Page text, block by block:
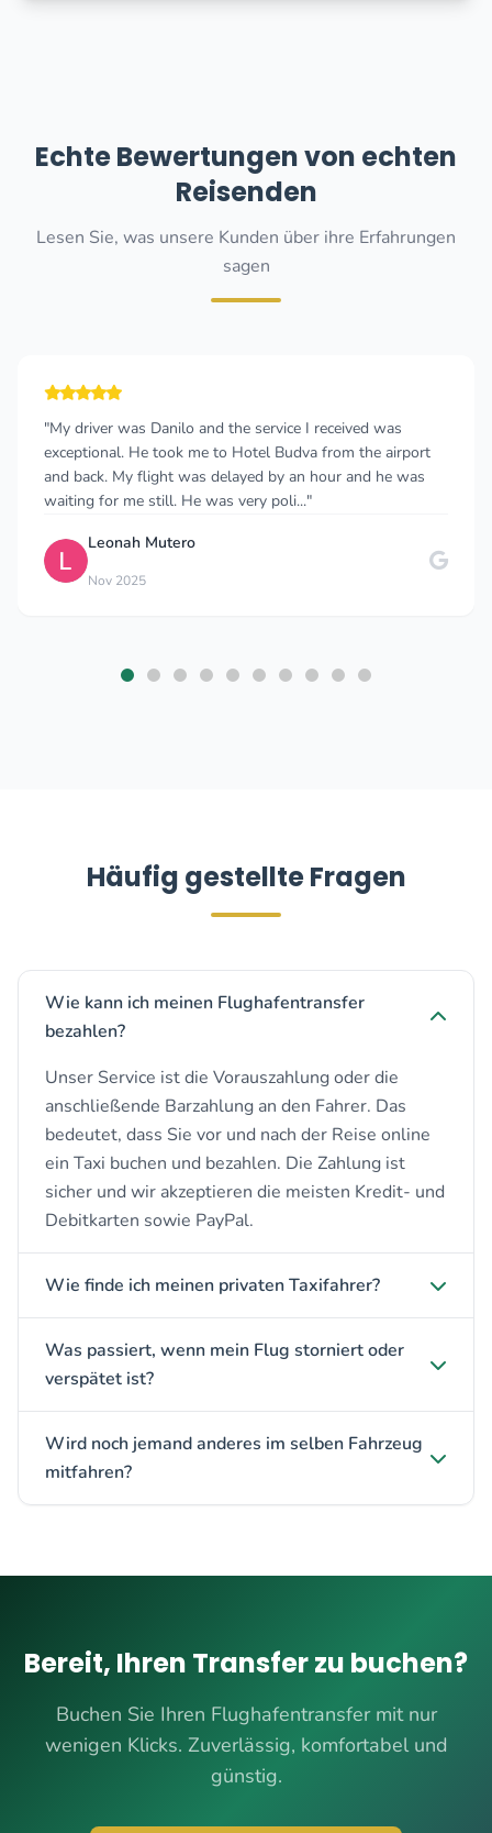
Echte Bewertungen von echten
Reisenden
Lesen Sie, was unsere Kunden über ihre Erfahrungen
sagen
"My driver was Danilo and the service I received was
exceptional. He took me to Hotel Budva from the airport
and back. My flight was delayed by an hour and he was
waiting for me still. He was very poli..."
Leonah Mutero
Nov 2025
Häufig gestellte Fragen
Wie kann ich meinen Flughafentransfer
bezahlen?
Unser Service ist die Vorauszahlung oder die
anschließende Barzahlung an den Fahrer. Das
bedeutet, dass Sie vor und nach der Reise online
ein Taxi buchen und bezahlen. Die Zahlung ist
sicher und wir akzeptieren die meisten Kredit- und
Debitkarten sowie PayPal.
Wie finde ich meinen privaten Taxifahrer?
Was passiert, wenn mein Flug storniert oder
verspätet ist?
Wird noch jemand anderes im selben Fahrzeug
mitfahren?
Bereit, Ihren Transfer zu buchen?
Buchen Sie Ihren Flughafentransfer mit nur
wenigen Klicks. Zuverlässig, komfortabel und
günstig.